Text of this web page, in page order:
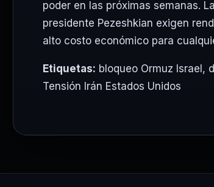
poder en las próximas semanas.
presidente Pezeshkian exigen
alto costo económico para
Etiquetas: bloqueo Ormuz Israel,
Tensión Irán Estados Unidos